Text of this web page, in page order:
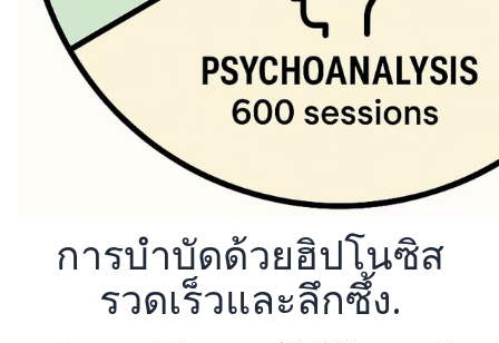
การบำบัดด้วยฮิปโนซิส
รวดเร็วและลึกซึ้ง.